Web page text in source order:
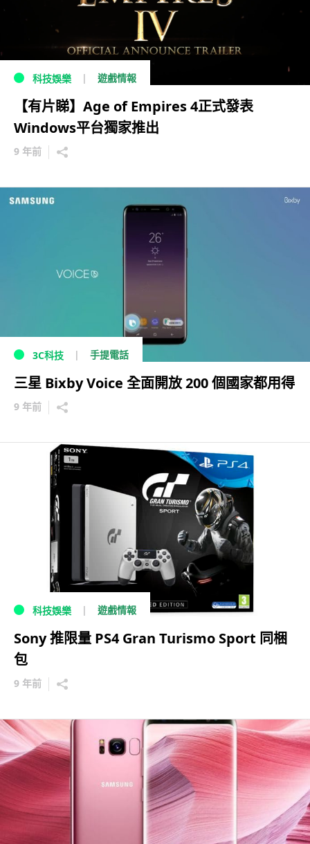
科技娛樂 遊戲情報
【有片睇】Age of Empires 4正式發表
Windows平台獨家推出
9 年前
3C科技 手提電話
三星 Bixby Voice 全面開放 200 個國家都用得
9 年前
科技娛樂 遊戲情報
Sony 推限量 PS4 Gran Turismo Sport 同梱
包
9 年前